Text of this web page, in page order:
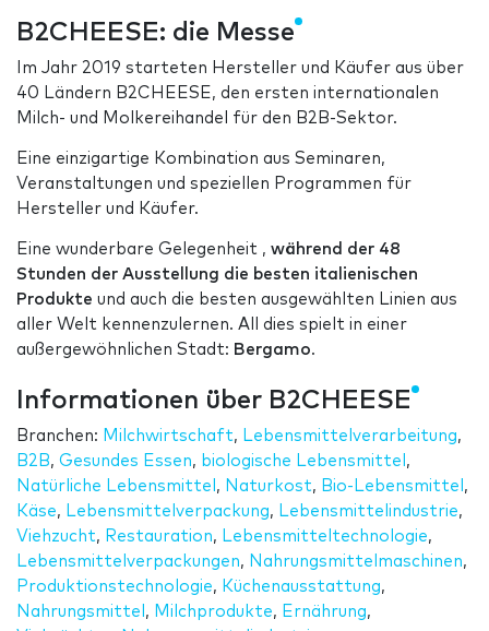
B2CHEESE: die Messe
Im Jahr 2019 starteten Hersteller und Käufer aus über
40 Ländern B2CHEESE, den ersten internationalen
Milch- und Molkereihandel für den B2B-Sektor.
Eine einzigartige Kombination aus Seminaren,
Veranstaltungen und speziellen Programmen für
Hersteller und Käufer.
Eine wunderbare Gelegenheit , während der 48
Stunden der Ausstellung die besten italienischen
Produkte und auch die besten ausgewählten Linien aus
aller Welt kennenzulernen. All dies spielt in einer
außergewöhnlichen Stadt: Bergamo.
Informationen über B2CHEESE
Branchen: Milchwirtschaft, Lebensmittelverarbeitung,
B2B, Gesundes Essen, biologische Lebensmittel ,
Natürliche Lebensmittel , Naturkost, Bio-Lebensmittel ,
Käse, Lebensmittelverpackung, Lebensmittelindustrie,
Viehzucht, Restauration, Lebensmitteltechnologie,
Lebensmittelverpackungen, Nahrungsmittelmaschinen,
Produktionstechnologie, Küchenausstattung,
Nahrungsmittel , Milchprodukte, Ernährung,